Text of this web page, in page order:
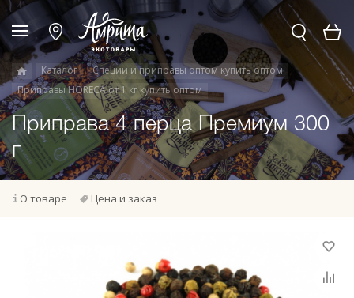
Каталог
Специи и приправы оптом купить оптом
Приправы HORECA от 1 кг купить оптом
Приправа 4 перца Премиум 300
г
О товаре Цена и заказ